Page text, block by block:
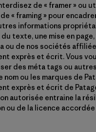
de « framer » ou
« framing » pour
informations
du texte, une mise en
ou de nos sociétés
exprès et écrit. Vous
des méta tags ou
nom ou les marques de
exprès et écrit de
autorisée entraine la
ou de la licence accordée